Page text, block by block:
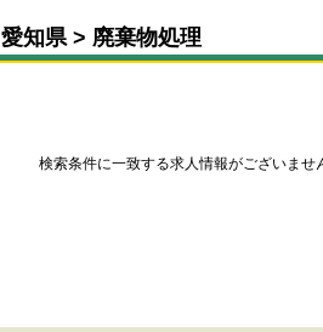
愛知県 廃棄物処理
検索条件に一致する求人情報がございませ